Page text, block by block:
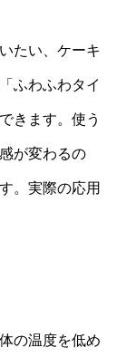
たい、ケーキ
ふわふわタイ
きます。使う
が変わるの
。実際の応用
の温度を低め